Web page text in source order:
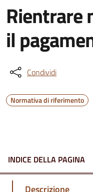
Rientrare
il
Condividi
Normativa di riferimento
INDICE DELLA PAGINA
Descrizione